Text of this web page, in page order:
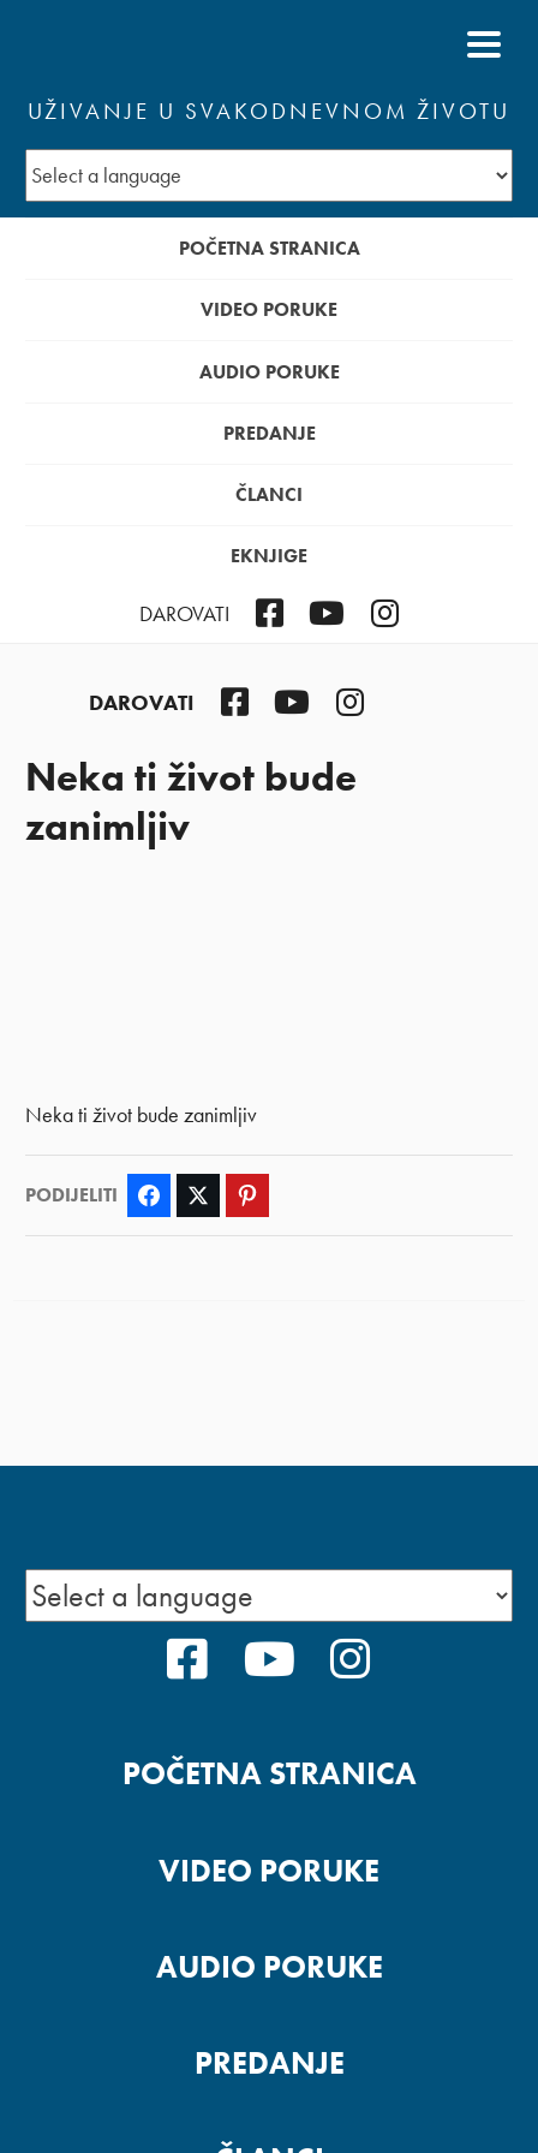
UŽIVANJE U SVAKODNEVNOM ŽIVOTU
POČETNA STRANICA
VIDEO PORUKE
AUDIO PORUKE
PREDANJE
ČLANCI
EKNJIGE
DAROVATI Facebook YouTubeInstagram
DAROVATI FacebookYouTubeInstagram
Neka ti život bude
zanimljiv
Neka ti život bude zanimljiv
PODIJELITI Facebook Twitter
FACEBOOK
YOUTUBE
POČETNA STRANICA
VIDEO PORUKE
AUDIO PORUKE
PREDANJE